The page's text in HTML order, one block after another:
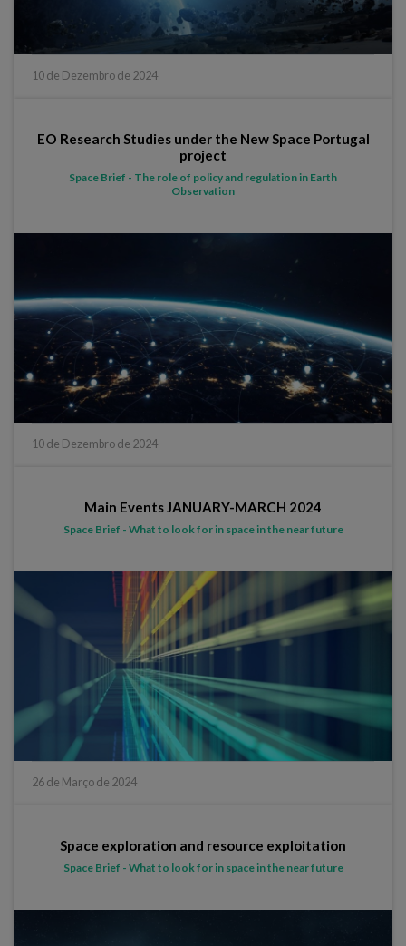
10 de Dezembro de 2024
EO Research Studies under the New Space Portugal
project
Space Brief - The role of policy and regulation in Earth
Observation
10 de Dezembro de 2024
Main Events JANUARY-MARCH 2024
Space Brief - What to look for in space in the near future
26 de Março de 2024
Space exploration and resource exploitation
Space Brief - What to look for in space in the near future